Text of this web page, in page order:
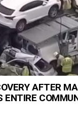
AFTER
ENTIRE